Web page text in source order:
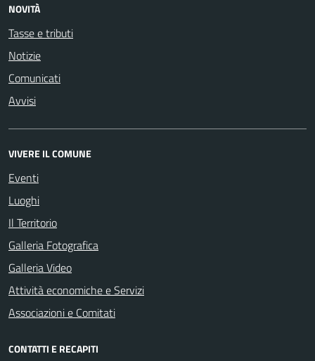
NOVITÀ
Tasse e tributi
Notizie
Comunicati
Avvisi
VIVERE IL COMUNE
Eventi
Luoghi
Il Territorio
Galleria Fotografica
Galleria Video
Attività economiche e Servizi
Associazioni e Comitati
CONTATTI E RECAPITI